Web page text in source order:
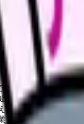
ク実施者の要件、
業員の健康管理を担
導を業とするには
一方、看護師は所
求人により異なる